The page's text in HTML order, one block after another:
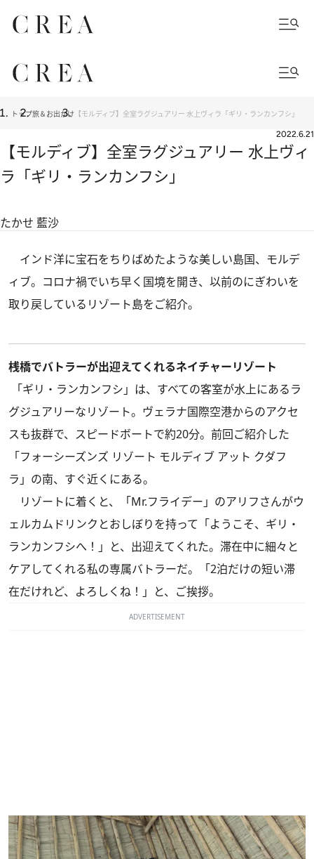
トップ旅＆お出かけ 【モルディブ】全室ラグジュアリー 水上ヴィラ「ギリ・ランカンフシ」
2022.6.21
【モルディブ】全室ラグジュアリー 水上ヴィ
ラ「ギリ・ランカンフシ」
たかせ 藍沙
インド洋に宝石をちりばめたような美しい島国、モルデ
ィブ。コロナ禍でいち早く国境を開き、以前のにぎわいを
取り戻しているリゾート島をご紹介。
桟橋でバトラーが出迎えてくれるネイチャーリゾート
「ギリ・ランカンフシ」は、すべての客室が水上にあるラ
グジュアリーなリゾート。ヴェラナ国際空港からのアクセ
スも抜群で、スピードボートで約20分。前回ご紹介した
「フォーシーズンズ リゾート モルディブ アット クダフ
ラ」 の南、すぐ近くにある。
リゾートに着くと、「Mr.フライデー」のアリフさんがウ
ェルカムドリンクとおしぼりを持って「ようこそ、ギリ・
ランカンフシへ！」と、出迎えてくれた。滞在中に細々と
ケアしてくれる私の専属バトラーだ。「2泊だけの短い滞
在だけれど、よろしくね！」と、ご挨拶。
ADVERTISEMENT